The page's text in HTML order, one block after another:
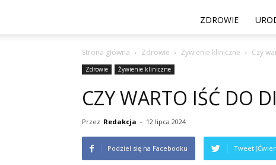
ZDROWIE
Strona główna Zdrowie Żywienie kliniczne Czy
Zdrowie Żywienie kliniczne
CZY WARTO IŚĆ DO
Przez Redakcja - 12 lipca 2024
Podziel się na Facebooku Tweet